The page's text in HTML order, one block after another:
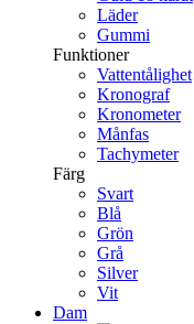
Läder
Gummi
Funktioner
Vattentålighet
Kronograf
Kronometer
Månfas
Tachymeter
Färg
Svart
Blå
Grön
Grå
Silver
Vit
Dam